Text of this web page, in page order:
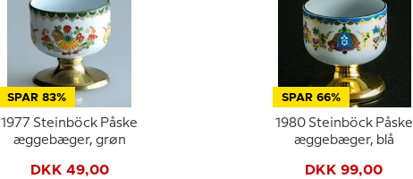
SPAR 83%
1977 Steinböck Påske
æggebæger, grøn
DKK 49,00
SPAR 66%
1980 Steinböck Påske
æggebæger, blå
DKK 99,00